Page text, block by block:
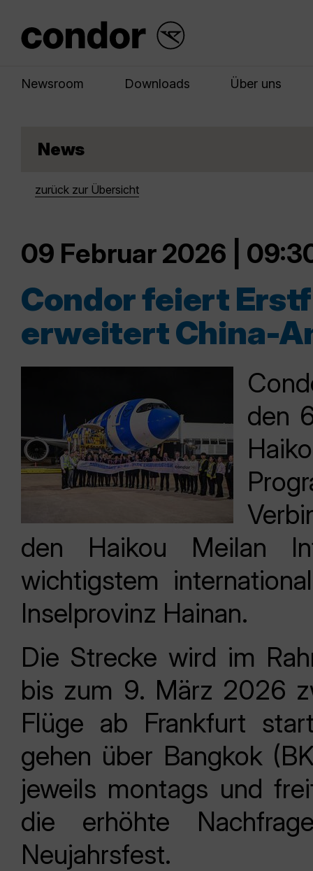
Newsroom Downloads Über uns
News
zurück zur Übersicht
09 Februar 2026 |
Condor feiert
erweitert China-
den
den Haikou Meilan
wichtigstem
Inselprovinz Hainan.
Die Strecke wird im
bis zum 9. März 2026
Flüge ab Frankfurt
gehen über Bangkok
jeweils montags und
die erhöhte
Neujahrsfest.